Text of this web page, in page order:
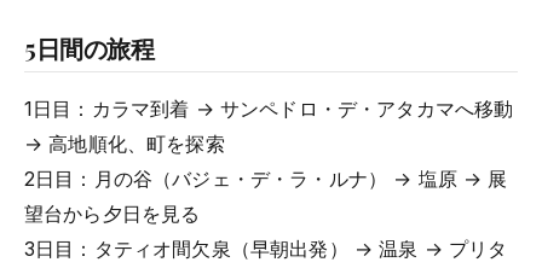
5日間の旅程
1日目：カラマ到着 → サンペドロ・デ・アタカマへ移動
→ 高地順化、町を探索
2日目：月の谷（バジェ・デ・ラ・ルナ） → 塩原 → 展
望台から夕日を見る
3日目：タティオ間欠泉（早朝出発） → 温泉 → プリタ